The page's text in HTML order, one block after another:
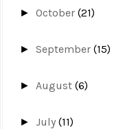
►October(21)
►September(15)
► August(6)
►July(11)